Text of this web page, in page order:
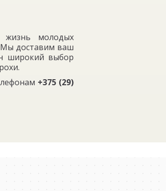
жизнь молодых
Мы доставим ваш
широкий выбор
+375 (29)